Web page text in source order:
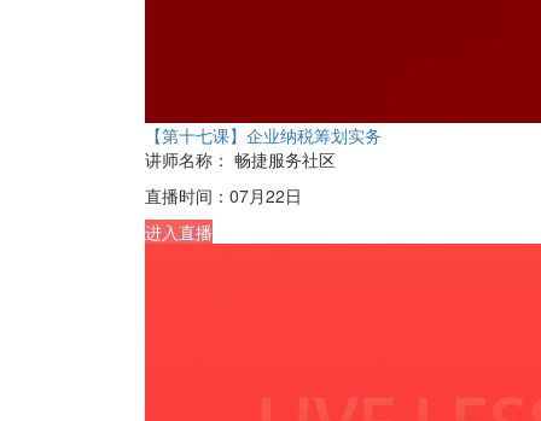
【第十七课】企业纳税筹划实务
讲师名称： 畅捷服务社区
直播时间： 07月22日
进入直播